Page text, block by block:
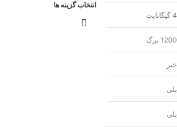
4 گیگابایت
1200 برگ
خیر
بلی
بلی
انتخاب گزینه ها